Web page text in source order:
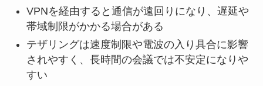
VPNを経由すると通信が遠回りになり、遅延や
帯域制限がかかる場合がある
テザリングは速度制限や電波の入り具合に影響
されやすく、長時間の会議では不安定になりや
すい